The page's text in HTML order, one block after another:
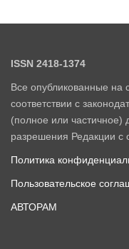
ISSN 2418-1374
Все опубликованные на
соответствии с
(полное или частичное)
разрешения Редакции с
Политика
Пользовательское
АВТОРАМ